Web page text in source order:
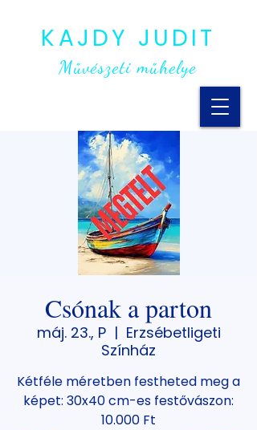
KAJDY JUDIT
Művészeti műhelye
Csónak a parton
máj. 23., P
  |
Erzsébetligeti
Színház
Kétféle méretben festheted meg a
képet: 30x40 cm-es festővászon:
10.000 Ft